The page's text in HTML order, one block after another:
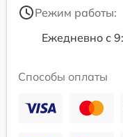
Режим работы:
Ежедневно с
Способы оплаты